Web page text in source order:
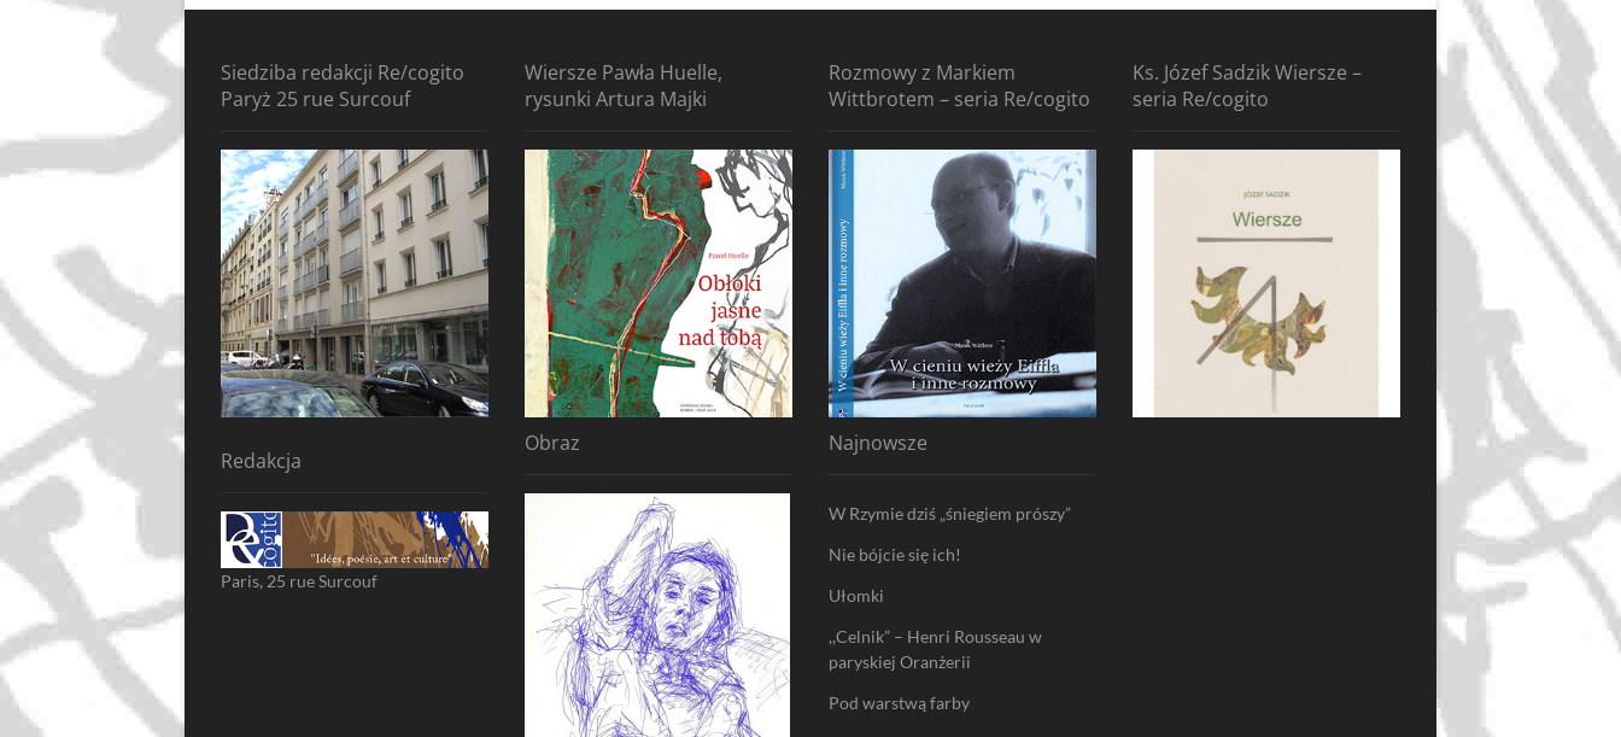
Siedziba redakcji Re/cogito
Paryż 25 rue Surcouf
Redakcja
Paris, 25 rue Surcouf
Wiersze Pawła Huelle,
rysunki Artura Majki
Obraz
Rozmowy z Markiem
Wittbrotem – seria Re/cogito
Najnowsze
W Rzymie dziś „śniegiem prószy”
Nie bójcie się ich!
Ułomki
,,Celnik” – Henri Rousseau w
paryskiej Oranżerii
Pod warstwą farby
Ks. Józef Sadzik Wiersze –
seria Re/cogito